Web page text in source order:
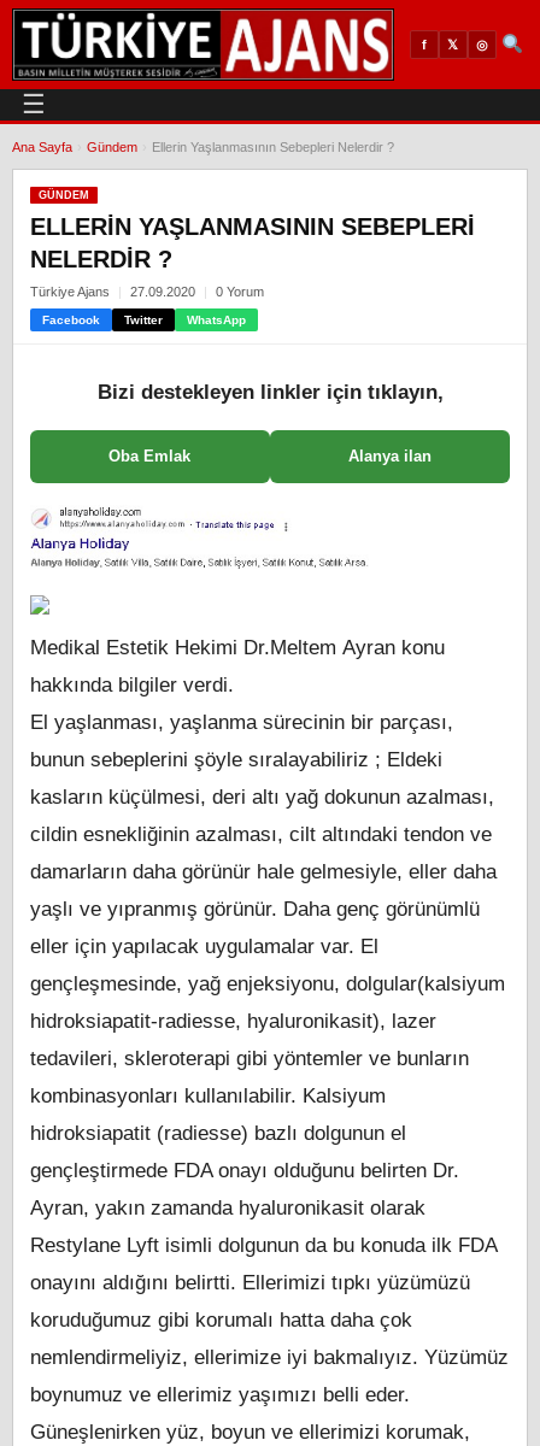
f 𝕏 ◎
☰
Ana Sayfa Gündem Ellerin Yaşlanmasının Sebepleri Nelerdir ?
GÜNDEM
ELLERIN YAŞLANMASININ SEBEPLERI
NELERDIR ?
Türkiye Ajans 27.09.2020 0 Yorum
Facebook Twitter WhatsApp
Bizi destekleyen linkler için tıklayın,
Oba Emlak Alanya ilan
Medikal Estetik Hekimi Dr.Meltem Ayran konu
hakkında bilgiler verdi.
El yaşlanması, yaşlanma sürecinin bir parçası,
bunun sebeplerini şöyle sıralayabiliriz ; Eldeki
kasların küçülmesi, deri altı yağ dokunun azalması,
cildin esnekliğinin azalması, cilt altındaki tendon ve
damarların daha görünür hale gelmesiyle, eller daha
yaşlı ve yıpranmış görünür. Daha genç görünümlü
eller için yapılacak uygulamalar var. El
gençleşmesinde, yağ enjeksiyonu, dolgular(kalsiyum
hidroksiapatit-radiesse, hyaluronikasit), lazer
tedavileri, skleroterapi gibi yöntemler ve bunların
kombinasyonları kullanılabilir. Kalsiyum
hidroksiapatit (radiesse) bazlı dolgunun el
gençleştirmede FDA onayı olduğunu belirten Dr.
Ayran, yakın zamanda hyaluronikasit olarak
Restylane Lyft isimli dolgunun da bu konuda ilk FDA
onayını aldığını belirtti. Ellerimizi tıpkı yüzümüzü
koruduğumuz gibi korumalı hatta daha çok
nemlendirmeliyiz, ellerimize iyi bakmalıyız. Yüzümüz
boynumuz ve ellerimiz yaşımızı belli eder.
Güneşlenirken yüz, boyun ve ellerimizi korumak,